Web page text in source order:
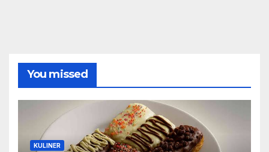
You missed
KULINER